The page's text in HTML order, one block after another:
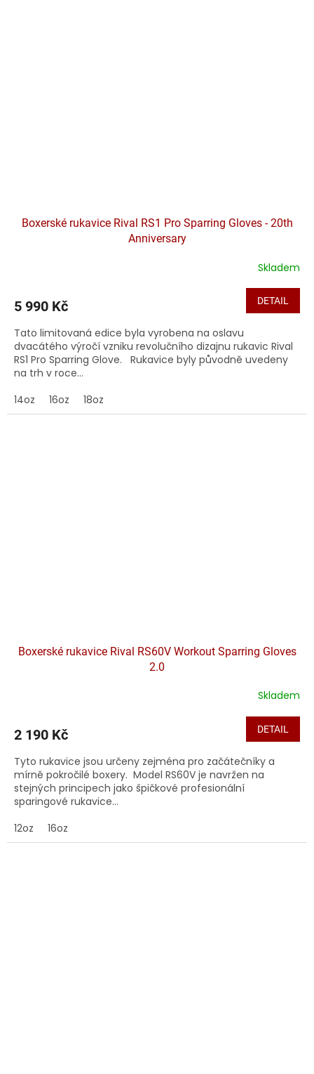
Boxerské rukavice Rival RS1 Pro Sparring Gloves - 20th
Anniversary
Skladem
5 990 Kč DETAIL
Tato limitovaná edice byla vyrobena na oslavu
dvacátého výročí vzniku revolučního dizajnu rukavic Rival
RS1 Pro Sparring Glove. Rukavice byly původně uvedeny
na trh v roce...
14oz
16oz 18oz
Boxerské rukavice Rival RS60V Workout Sparring Gloves
2.0
Skladem
2 190 Kč DETAIL
Tyto rukavice jsou určeny zejména pro začátečníky a
mírně pokročilé boxery. Model RS60V je navržen na
stejných principech jako špičkové profesionální
sparingové rukavice...
12oz
16oz